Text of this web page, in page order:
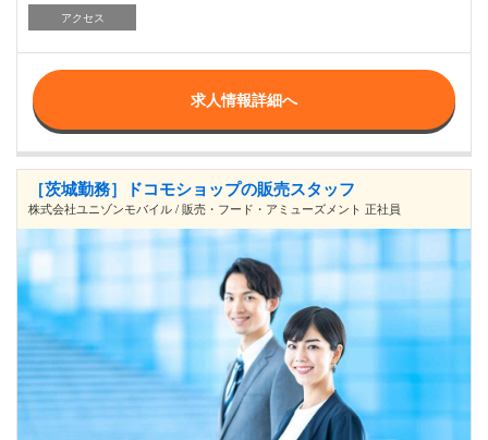
アクセス
求人情報詳細へ
［茨城勤務］ドコモショップの販売スタッフ
株式会社ユニゾンモバイル / 販売・フード・アミューズメント 正社員